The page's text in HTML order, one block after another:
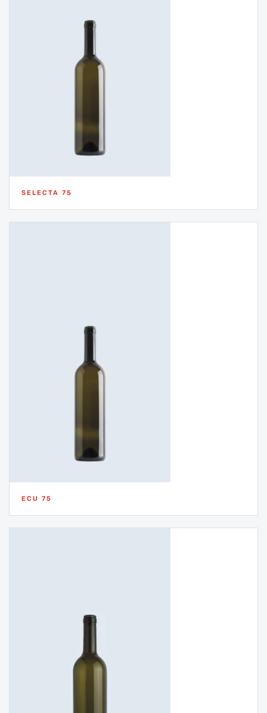
SELECTA 75
ECU 75